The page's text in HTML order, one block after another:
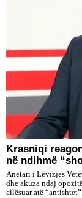
​Krasniqi
në ndihmë
Anëtari i Lëvizjes
dhe akuza ndaj
cilësuar atë